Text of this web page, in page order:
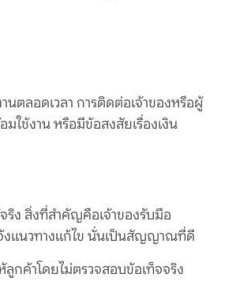
นตลอดเวลา การติดต่อเจ้าของหรือผู้
ใช้งาน หรือมีข้อสงสัยเรื่องเงิน
ริง สิ่งที่สำคัญคือเจ้าของรับมือ
จ้งแนวทางแก้ไข นั่นเป็นสัญญาณที่ดี
กค้าโดยไม่ตรวจสอบข้อเท็จจริง